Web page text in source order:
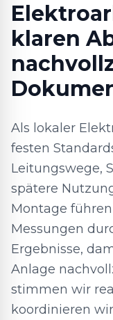
klaren
Als lokaler
festen
Leitungswege,
spätere
Montage
Messungen
Ergebnisse,
Anlage
stimmen wir
koordinieren